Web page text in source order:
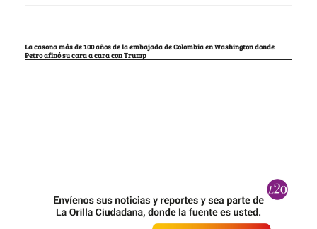
La casona más de 100 años de la embajada de Colombia en Washington donde
Petro afinó su cara a cara con Trump